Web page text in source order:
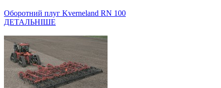
Оборотний плуг Kverneland RN 100
ДЕТАЛЬНІШЕ